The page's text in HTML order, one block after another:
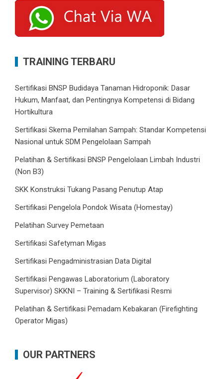
TRAINING TERBARU
Sertifikasi BNSP Budidaya Tanaman Hidroponik: Dasar
Hukum, Manfaat, dan Pentingnya Kompetensi di Bidang
Hortikultura
Sertifikasi Skema Pemilahan Sampah: Standar Kompetensi
Nasional untuk SDM Pengelolaan Sampah
Pelatihan & Sertifikasi BNSP Pengelolaan Limbah Industri
(Non B3)
SKK Konstruksi Tukang Pasang Penutup Atap
Sertifikasi Pengelola Pondok Wisata (Homestay)
Pelatihan Survey Pemetaan
Sertifikasi Safetyman Migas
Sertifikasi Pengadministrasian Data Digital
Sertifikasi Pengawas Laboratorium (Laboratory
Supervisor) SKKNI – Training & Sertifikasi Resmi
Pelatihan & Sertifikasi Pemadam Kebakaran (Firefighting
Operator Migas)
OUR PARTNERS